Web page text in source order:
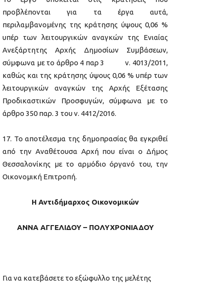
προβλέπονται για τα έργα αυτά,
περιλαμβανομένης της κράτησης ύψους 0,06 %
υπέρ των λειτουργικών αναγκών της Ενιαίας
Ανεξάρτητης Αρχής Δημοσίων Συμβάσεων,
σύμφωνα με το άρθρο 4 παρ 3 ν. 4013/2011,
καθώς και της κράτησης ύψους 0,06 % υπέρ των
λειτουργικών αναγκών της Αρχής Εξέτασης
Προδικαστικών Προσφυγών, σύμφωνα με το
άρθρο 350 παρ. 3 του ν. 4412/2016.
Το αποτέλεσμα της δημοπρασίας θα εγκριθεί
από την Αναθέτουσα Αρχή που είναι ο Δήμος
Θεσσαλονίκης με το αρμόδιο όργανό του, την
Οικονομική Επιτροπή.
H Αντιδήμαρχος Οικονομικών
ΑΝΝΑ ΑΓΓΕΛΙΔΟΥ – ΠΟΛΥΧΡΟΝΙΑΔΟΥ
Για να κατεβάσετε το εξώφυλλο της μελέτης